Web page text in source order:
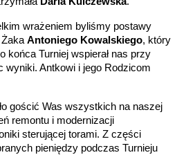
wrażeniem byliśmy postawy
ŻakaAntoniego Kowalskiego, który
końca Turniej wspierał nas przy
wyniki. Antkowi i jego Rodzicom
gościć Was wszystkich na naszej
remontu i modernizacji
sterującej torami. Z części
pieniędzy podczas Turnieju